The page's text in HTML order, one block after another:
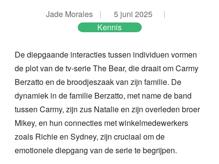
Jade Morales
5 juni 2025
Kennis
De diepgaande interacties tussen individuen vormen
de plot van de tv-serie The Bear, die draait om Carmy
Berzatto en de broodjeszaak van zijn familie. De
dynamiek in de familie Berzatto, met name de band
tussen Carmy, zijn zus Natalie en zijn overleden broer
Mikey, en hun connecties met winkelmedewerkers
zoals Richie en Sydney, zijn cruciaal om de
emotionele diepgang van de serie te begrijpen.